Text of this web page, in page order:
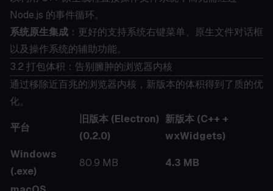
Node.js 的事件循环。
系统原生集成 ：更好的支持系统右键菜单、原生文件对话框
以及操作系统的辅助功能。
3.2 打包体积：告别臃肿的浏览器内核
通过移除近百兆的浏览器内核，新版本的体积得到了质的优
化。
平台
旧版本 (Electron)
(0.2.0)
新版本 (C++ +
wxWidgets)
Windows
(.exe)
80.9 MB 4.3 MB